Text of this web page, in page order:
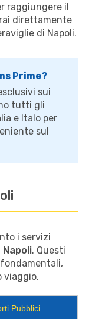
raggiungere il
direttamente
di Napoli.
Prime?
sui
tutti gli
e Italo per
sul
i servizi
Napoli. Questi
viaggio.
Pubblici